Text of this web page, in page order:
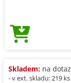
Skladem: na dotaz
- v ext. skladu: 219 ks